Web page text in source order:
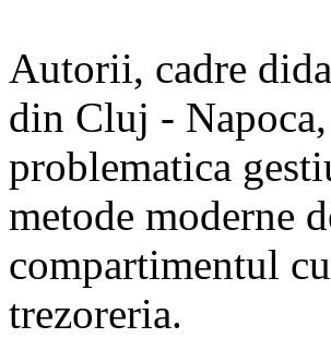
Autorii, cadre
din Cluj -
problematica
metode moderne
compartimentul
trezoreria.